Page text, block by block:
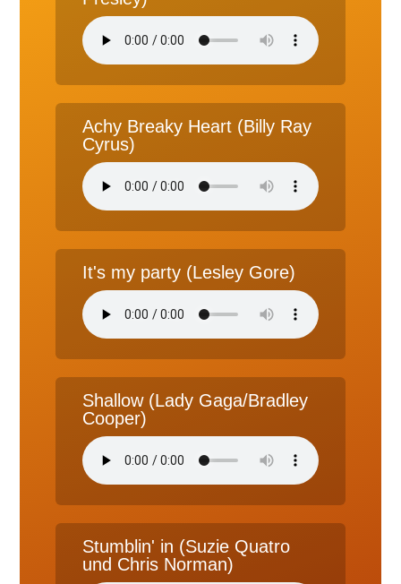
Achy Breaky Heart (Billy Ray
Cyrus)
It's my party (Lesley Gore)
Shallow (Lady Gaga/Bradley
Cooper)
Stumblin' in (Suzie Quatro
und Chris Norman)